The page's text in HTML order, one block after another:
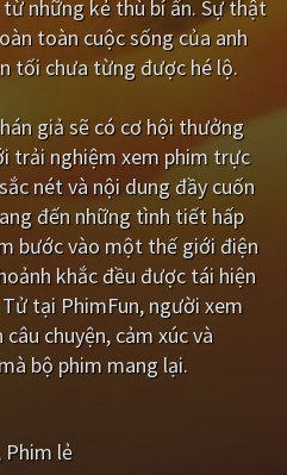
những kẻ thù bí ẩn. Sự thật
toàn cuộc sống của anh
tối chưa từng được hé lộ.
giả sẽ có cơ hội thưởng
trải nghiệm xem phim trực
nét và nội dung đầy cuốn
đến những tình tiết hấp
bước vào một thế giới điện
khắc đều được tái hiện
tại PhimFun, người xem
chuyện, cảm xúc và
bộ phim mang lại.
Phim lẻ